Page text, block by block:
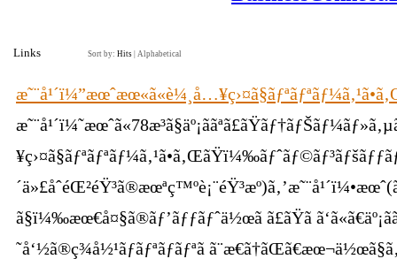
Links Sort by: Hits Alphabetical
ã§ï¼‰æœ€å¤§ã®ãƒ’ãƒƒãƒˆä½œã ã£ãŸã
˜å‘½ã®ç¾å½¹ãƒãƒªãƒãƒªã